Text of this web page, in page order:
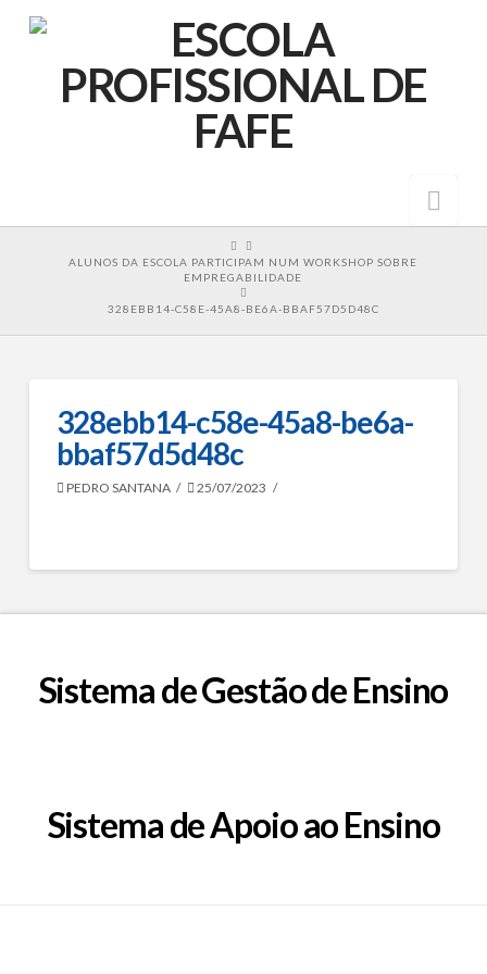
HOME
ALUNOS DA ESCOLA PARTICIPAM NUM WORKSHOP SOBRE
EMPREGABILIDADE
328EBB14-C58E-45A8-BE6A-BBAF57D5D48C
328ebb14-c58e-45a8-be6a-
bbaf57d5d48c
PEDRO SANTANA 25/07/2023
Sistema de Gestão de Ensino
Sistema de Apoio ao Ensino